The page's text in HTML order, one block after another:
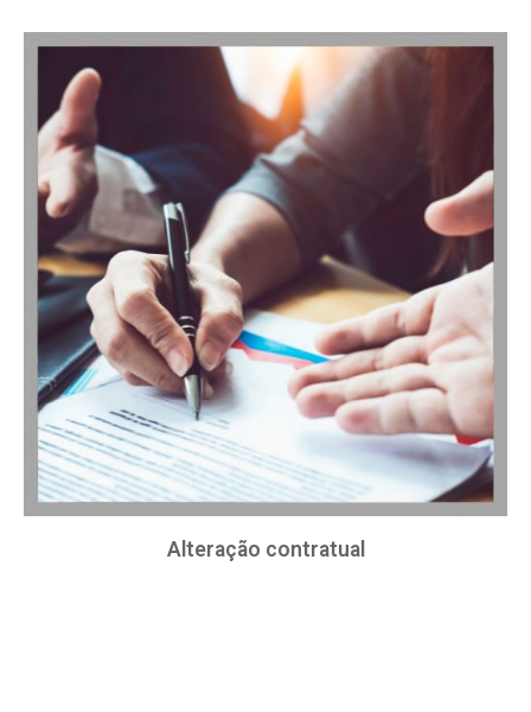
Alteração contratual